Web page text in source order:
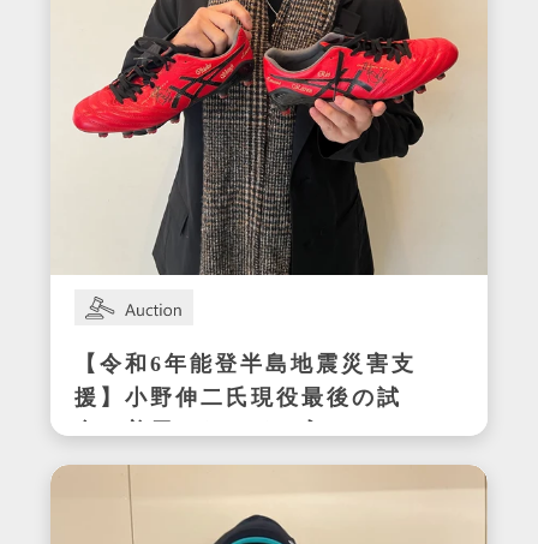
【令和6年能登半島地震災害支
援】小野伸二氏現役最後の試
合で着用したサイン入りスパ
イク